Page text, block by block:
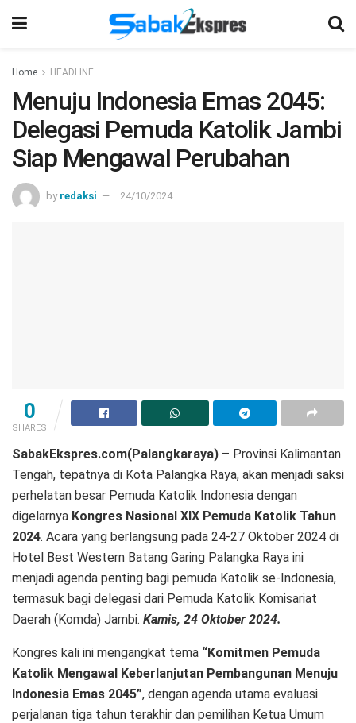
Home HEADLINE
Menuju Indonesia Emas 2045:
Delegasi Pemuda Katolik Jambi
Siap Mengawal Perubahan
by redaksi 24/10/2024
0
SHARES
SabakEkspres.com(Palangkaraya) – Provinsi Kalimantan
Tengah, tepatnya di Kota Palangka Raya, akan menjadi saksi
perhelatan besar Pemuda Katolik Indonesia dengan
digelarnya Kongres Nasional XIX Pemuda Katolik Tahun
2024. Acara yang berlangsung pada 24-27 Oktober 2024 di
Hotel Best Western Batang Garing Palangka Raya ini
menjadi agenda penting bagi pemuda Katolik se-Indonesia,
termasuk bagi delegasi dari Pemuda Katolik Komisariat
Daerah (Komda) Jambi. Kamis, 24 Oktober 2024.
Kongres kali ini mengangkat tema “Komitmen Pemuda
Katolik Mengawal Keberlanjutan Pembangunan Menuju
Indonesia Emas 2045”, dengan agenda utama evaluasi
perjalanan tiga tahun terakhir dan pemilihan Ketua Umum